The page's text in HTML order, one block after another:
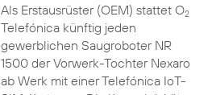
Als Erstausrüster (OEM) stattet O2
Telefónica künftig jeden
gewerblichen Saugroboter NR
1500 der Vorwerk-Tochter Nexaro
ab Werk mit einer Telefónica IoT-